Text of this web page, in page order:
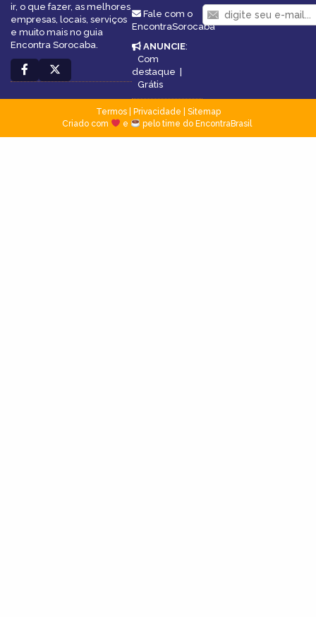
ir, o que fazer, as melhores
empresas, locais, serviços
e muito mais no guia
Encontra Sorocaba.
Fale com o
EncontraSorocaba
ANUNCIE:
Com
destaque |
Grátis
Termos| Privacidade
Sitemap
Criado com
e pelo time do EncontraBrasil